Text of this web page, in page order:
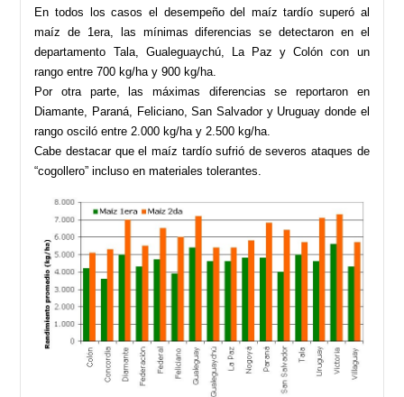
En todos los casos el desempeño del maíz tardío superó al
maíz de 1era, las mínimas diferencias se detectaron en el
departamento Tala, Gualeguaychú, La Paz y Colón con un
rango entre 700 kg/ha y 900 kg/ha.
Por otra parte, las máximas diferencias se reportaron en
Diamante, Paraná, Feliciano, San Salvador y Uruguay donde el
rango osciló entre 2.000 kg/ha y 2.500 kg/ha.
Cabe destacar que el maíz tardío sufrió de severos ataques de
“cogollero” incluso en materiales tolerantes.